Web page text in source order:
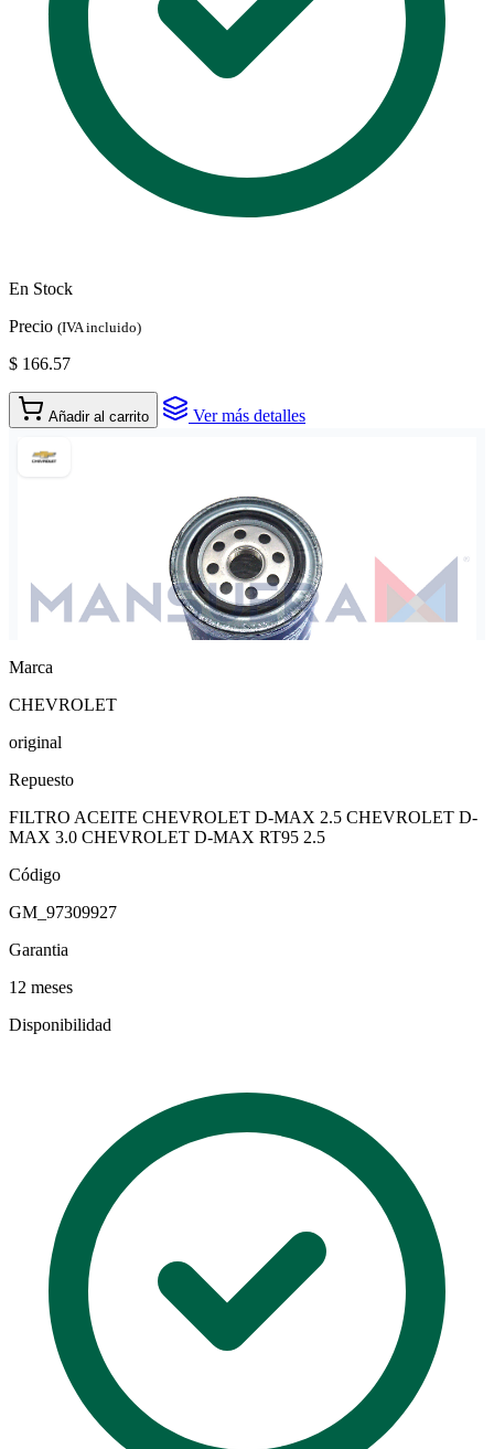
En Stock
Precio (IVA incluido)
$ 166.57
Añadir al carrito Ver más detalles
Marca
CHEVROLET
original
Repuesto
FILTRO ACEITE CHEVROLET D-MAX 2.5 CHEVROLET D-
MAX 3.0 CHEVROLET D-MAX RT95 2.5
Código
GM_97309927
Garantia
12 meses
Disponibilidad